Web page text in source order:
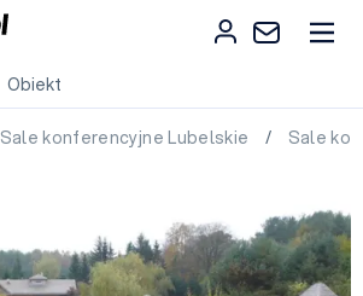
Obiekt
Sale konferencyjne Lubelskie / Sale